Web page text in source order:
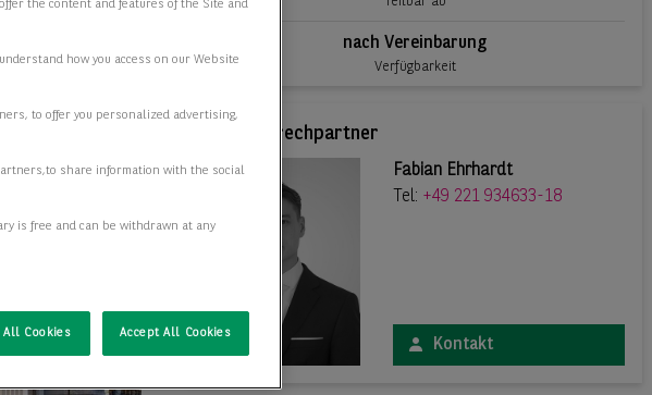
nach Vereinbarung
Verfügbarkeit
Ihr Ansprechpartner
Fabian Ehrhardt
Tel: +49 221 934633-18
Kontakt
the content and features of the Site and
how you access on our Website
to offer you personalized advertising,
share information with the social
is free and can be withdrawn at any
All Cookies Accept All Cookies